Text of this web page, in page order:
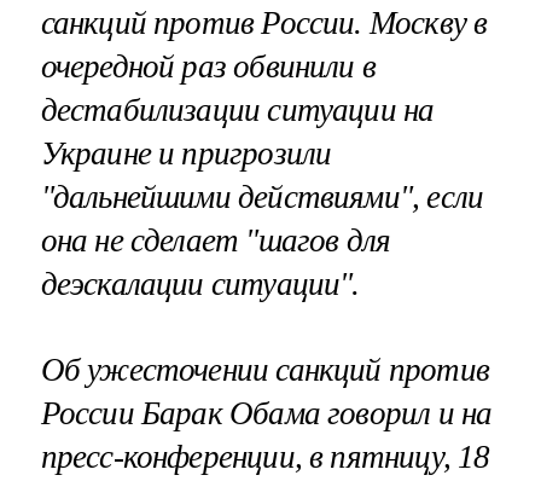
санкций против России. Москву в
очередной раз обвинили в
дестабилизации ситуации на
Украине и пригрозили
"дальнейшими действиями", если
она не сделает "шагов для
деэскалации ситуации".
Об ужесточении санкций против
России Барак Обама говорил и на
пресс-конференции, в пятницу, 18